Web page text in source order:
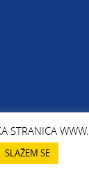
Jasna Bolanča za Kreativni
SLAŽEM SE